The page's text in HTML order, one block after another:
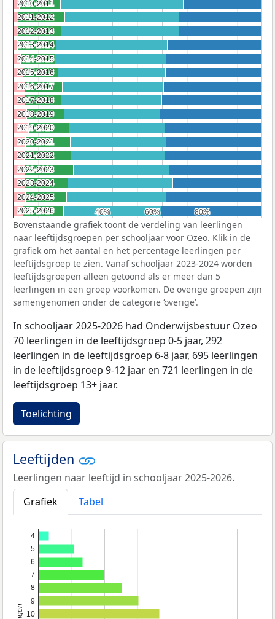
40%
40% 60%
60% 80%
80%
2010-2011
2010-2011
2011-2012
2011-2012
2012-2013
2012-2013
2013-2014
2013-2014
2014-2015
2014-2015
2015-2016
2015-2016
2016-2017
2016-2017
2017-2018
2017-2018
2018-2019
2018-2019
2019-2020
2019-2020
2020-2021
2020-2021
2021-2022
2021-2022
2022-2023
2022-2023
2023-2024
2023-2024
2024-2025
2024-2025
2025-2026
2025-2026
Bovenstaande grafiek toont de verdeling van leerlingen
naar leeftijdsgroepen per schooljaar voor Ozeo. Klik in de
grafiek om het aantal en het percentage leerlingen per
leeftijdsgroep te zien. Vanaf schooljaar 2023-2024 worden
leeftijdsgroepen alleen getoond als er meer dan 5
leerlingen in een groep voorkomen. De overige groepen zijn
samengenomen onder de categorie ‘overige’.
In schooljaar 2025-2026 had Onderwijsbestuur Ozeo
70 leerlingen in de leeftijdsgroep 0-5 jaar, 292
leerlingen in de leeftijdsgroep 6-8 jaar, 695 leerlingen
in de leeftijdsgroep 9-12 jaar en 721 leerlingen in de
leeftijdsgroep 13+ jaar.
Toelichting
Leeftijden
Leerlingen naar leeftijd in schooljaar 2025-2026.
Grafiek
Tabel
4
5
6
7
8
9
10